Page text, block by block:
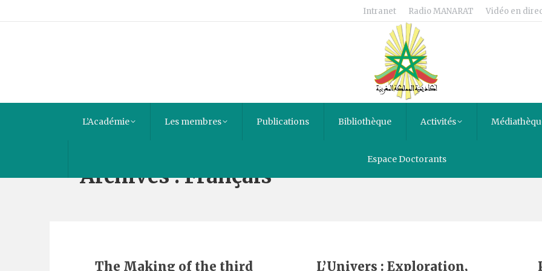
Intranet Radio MANARAT Vidéo en
L’Académie Les membres Publications Bibliothèque Activités
Espace Doctorants
Archives :Français
The Making of the third
L’Univers : Exploration,